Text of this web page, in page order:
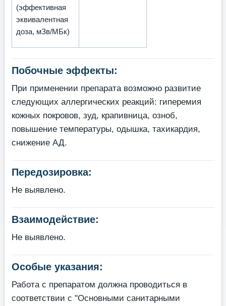
(эффективная
эквивалентная
доза, мЗв/МБк)
Побочные эффекты:
При применении препарата возможно развитие
следующих аллергических реакций: ги­перемия
кожных покровов, зуд, крапивница, озноб,
повышение температуры, одышка, та­хикардия,
снижение АД.
Передозировка:
Не выявлено.
Взаимодействие:
Не выявлено.
Особые указания:
Работа с препаратом должна проводиться в
соответствии с "Основными санитар­ными